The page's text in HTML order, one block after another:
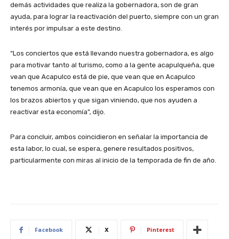
demás actividades que realiza la gobernadora, son de gran
ayuda, para lograr la reactivación del puerto, siempre con un gran
interés por impulsar a este destino.
“Los conciertos que está llevando nuestra gobernadora, es algo
para motivar tanto al turismo, como a la gente acapulqueña, que
vean que Acapulco está de pie, que vean que en Acapulco
tenemos armonía, que vean que en Acapulco los esperamos con
los brazos abiertos y que sigan viniendo, que nos ayuden a
reactivar esta economía”, dijo.
Para concluir, ambos coincidieron en señalar la importancia de
esta labor, lo cual, se espera, genere resultados positivos,
particularmente con miras al inicio de la temporada de fin de año.
Facebook X Pinterest